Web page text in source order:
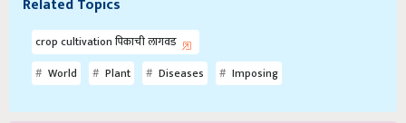
Related Topics
crop cultivation पिकाची लागवड
World
Plant Diseases Imposing